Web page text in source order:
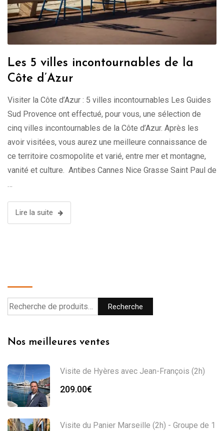
Les 5 villes incontournables de la
Côte d’Azur
Visiter la Côte d’Azur : 5 villes incontournables Les Guides
Sud Provence ont effectué, pour vous, une sélection de
cinq villes incontournables de la Côte d’Azur. Après les
avoir visitées, vous aurez une meilleure connaissance de
ce territoire cosmopolite et varié, entre mer et montagne,
vanité et culture. Antibes Cannes Nice Grasse Saint Paul de
Lire la suite
Recherche
Nos meilleures ventes
Visite de Hyères avec Jean-François (2h)
209.00€
Visite du Panier Marseille (2h) - Groupe de 1